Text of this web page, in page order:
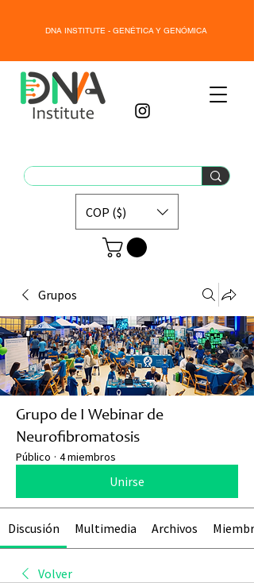
DNA INSTITUTE - GENÉTICA Y GENÓMICA
COP ($)
Grupos
Grupo de I Webinar de
Neurofibromatosis
Público · 4 miembros
Unirse
Discusión Multimedia Archivos
Volver